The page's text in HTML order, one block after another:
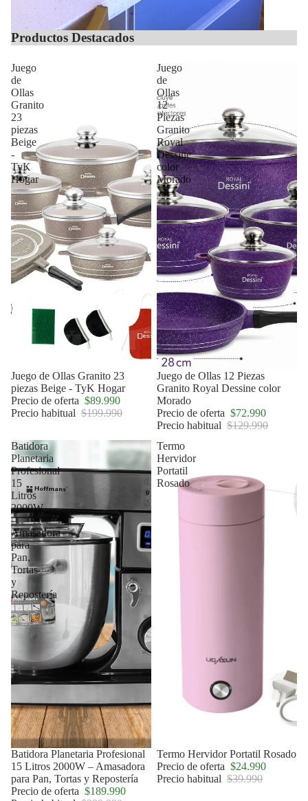
Productos Destacados
Juego
de
Ollas
Granito
23
piezas
Beige
-
TyK
Hogar
Oferta
Juego de Ollas Granito 23
piezas Beige - TyK Hogar
Precio de oferta $89.990
Precio habitual $199.990
Juego
de
Ollas
12
Piezas
Granito
Royal
Dessine
color
Morado
Oferta
Juego de Ollas 12 Piezas
Granito Royal Dessine color
Morado
Precio de oferta $72.990
Precio habitual $129.990
Batidora
Planetaria
Profesional
15
Litros
2000W
–
Amasadora
para
Pan,
Tortas
y
Repostería
Agotado
Batidora Planetaria Profesional
15 Litros 2000W – Amasadora
para Pan, Tortas y Repostería
Precio de oferta $189.990
Termo
Hervidor
Portatil
Rosado
Oferta
Termo Hervidor Portatil Rosado
Precio de oferta $24.990
Precio habitual $39.990